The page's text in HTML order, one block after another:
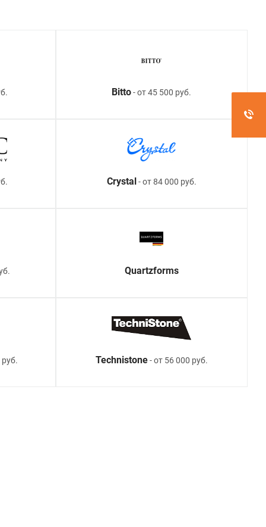
Bitto- от 45 500 руб.
Crystal - от 84 000 руб.
Quartzforms
Technistone- от 56 000 руб.